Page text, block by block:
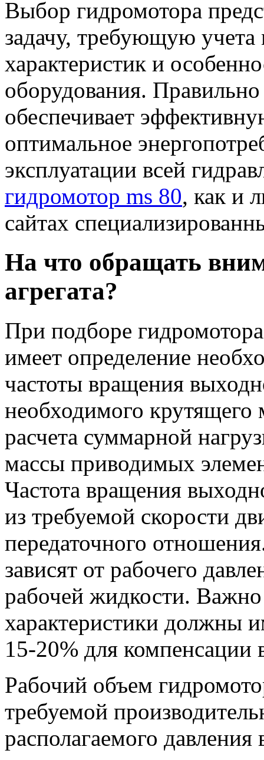
Выбор гидромотора
задачу, требующую учета
характеристик и
оборудования.
обеспечивает
оптимальное
эксплуатации всей
гидромотор ms 80, как и
сайтах
На что обращать
агрегата?
При подборе
имеет определение
частоты вращения
необходимого крутящего
расчета суммарной
массы приводимых
Частота вращения
из требуемой скорости
передаточного
зависят от рабочего
рабочей жидкости.
характеристики должны
15-20% для
Рабочий объем
требуемой
располагаемого давления